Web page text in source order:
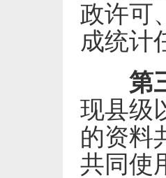
政许可
成统计
第
现县级
的资料
共同使